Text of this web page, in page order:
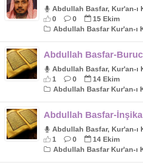
Abdullah Basfar, Kur'an-ı
0
0
15 Ekim
Abdullah Basfar Kur'an-ı
Abdullah Basfar-
Abdullah Basfar, Kur'an-ı
1
0
14 Ekim
Abdullah Basfar Kur'an-ı
Abdullah Basfar-
Abdullah Basfar, Kur'an-ı
1
0
14 Ekim
Abdullah Basfar Kur'an-ı